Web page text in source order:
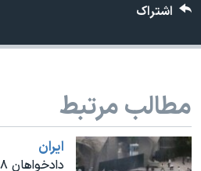
قانون شفافیت دارائی کادر رهبری ایران
اعتراضات مردمی آبان ۹۸
نرگس محمدی برنده جایزه نوبل صلح
صفحه‌های ویژه
اشتراک
مطالب مرتبط
ايران